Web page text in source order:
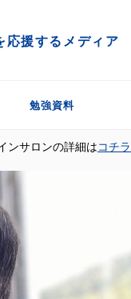
応援するメディア
勉強資料
ンサロンの詳細はコチラ